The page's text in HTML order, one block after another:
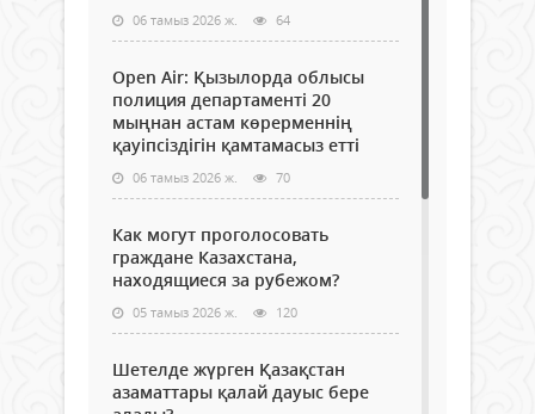
06 тамыз 2026 ж. 64
Open Air: Қызылорда облысы
полиция департаменті 20
мыңнан астам көрерменнің
қауіпсіздігін қамтамасыз етті
06 тамыз 2026 ж. 70
Как могут проголосовать
граждане Казахстана,
находящиеся за рубежом?
05 тамыз 2026 ж. 120
Шетелде жүрген Қазақстан
азаматтары қалай дауыс бере